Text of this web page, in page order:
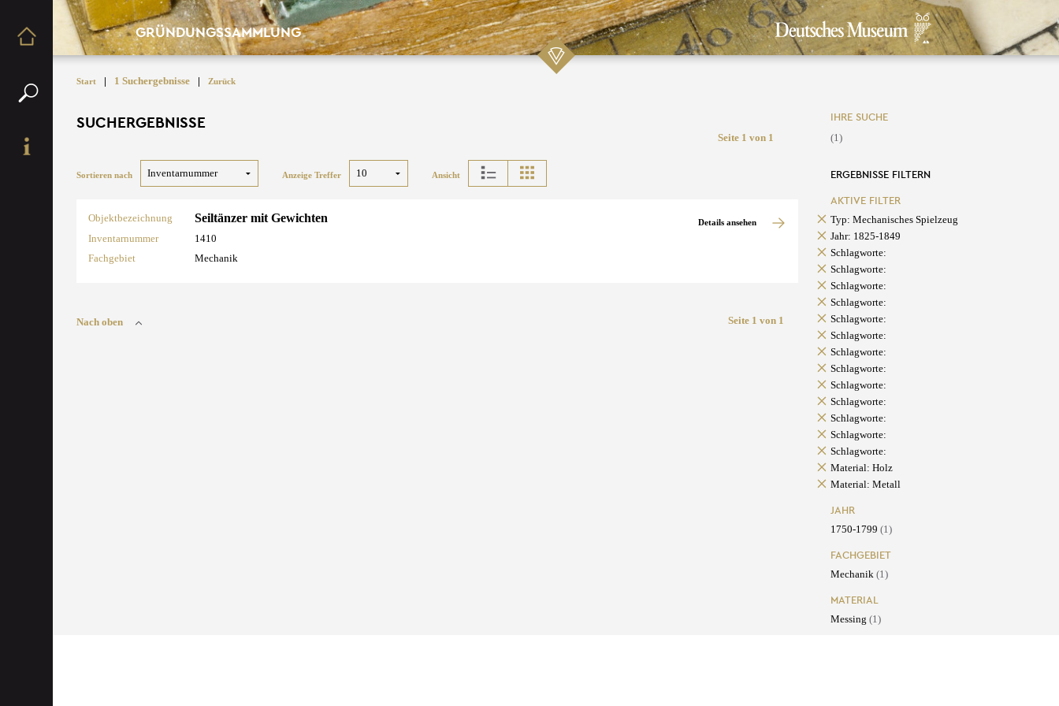
GRÜNDUNGSSAMMLUNG
Start | 1 Suchergebnisse | Zurück
SUCHERGEBNISSE
Seite 1 von 1
Sortieren nach Anzeige Treffer Ansicht
Objektbezeichnung Seiltänzer mit Gewichten
Inventarnummer
1410
Fachgebiet
Mechanik
Details ansehen
Nach oben Seite 1 von 1
IHRE SUCHE
(1)
ERGEBNISSE FILTERN
AKTIVE FILTER
Typ: Mechanisches Spielzeug
Jahr: 1825-1849
Schlagworte:
Schlagworte:
Schlagworte:
Schlagworte:
Schlagworte:
Schlagworte:
Schlagworte:
Schlagworte:
Schlagworte:
Schlagworte:
Schlagworte:
Schlagworte:
Schlagworte:
Material: Holz
Material: Metall
JAHR
1750-1799 (1)
FACHGEBIET
Mechanik (1)
MATERIAL
Messing (1)